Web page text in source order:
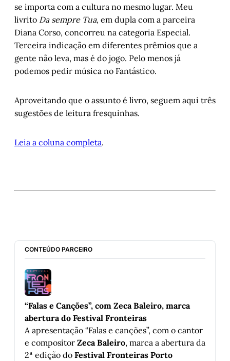
se importa com a cultura no mesmo lugar. Meu
livrito Da sempre Tua, em dupla com a parceira
Diana Corso, concorreu na categoria Especial.
Terceira indicação em diferentes prêmios que a
gente não leva, mas é do jogo. Pelo menos já
podemos pedir música no Fantástico.
Aproveitando que o assunto é livro, seguem aqui três
sugestões de leitura fresquinhas.
Leia a coluna completa.
CONTEÚDO PARCEIRO
“Falas e Canções”, com Zeca Baleiro, marca
abertura do Festival Fronteiras
A apresentação “Falas e canções”, com o cantor
e compositor Zeca Baleiro, marca a abertura da
2ª edição do Festival Fronteiras Porto